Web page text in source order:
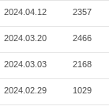
2024.04.12 2357
2024.03.20 2466
2024.03.03 2168
2024.02.29 1029